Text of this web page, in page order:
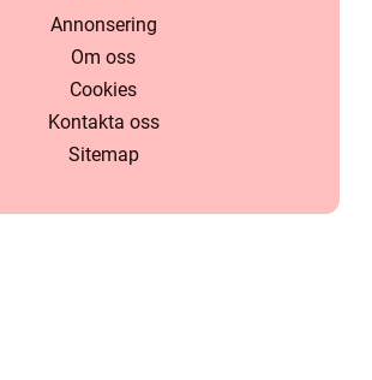
Annonsering
Om oss
Cookies
Kontakta oss
Sitemap